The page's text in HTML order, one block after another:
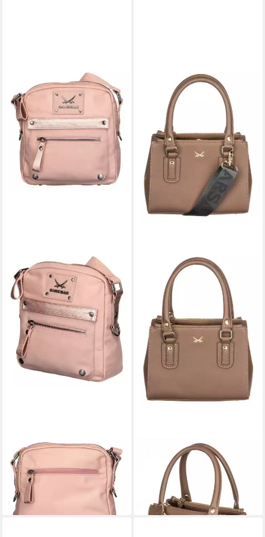
SANSIBAR
Umhängetasche
107,96 € UVP119,95 €
-10%
lieferbar - in 2-3 Werktagen bei dir
Schultertasche
129,95 €
lieferbar - in 2-3 Werktagen bei dir